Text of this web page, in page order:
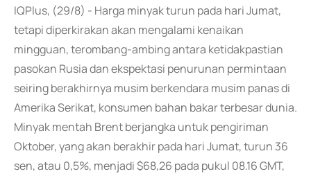
IQPlus, (29/8) - Harga minyak turun pada hari Jumat,
tetapi diperkirakan akan mengalami kenaikan
mingguan, terombang-ambing antara ketidakpastian
pasokan Rusia dan ekspektasi penurunan permintaan
seiring berakhirnya musim berkendara musim panas di
Amerika Serikat, konsumen bahan bakar terbesar dunia.
Minyak mentah Brent berjangka untuk pengiriman
Oktober, yang akan berakhir pada hari Jumat, turun 36
sen, atau 0,5%, menjadi $68,26 pada pukul 08.16 GMT,